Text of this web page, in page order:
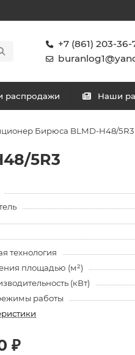
+7 (861) 203-36-
распродажи Наши
Бирюса BLMD-H48/5R3
5R3
технология
площадью (м²)
(кВт)
работы
₽